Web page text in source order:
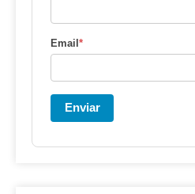
Email*
Enviar